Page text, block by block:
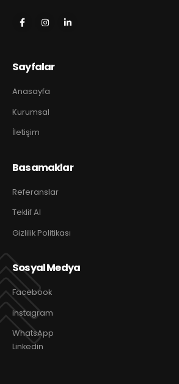
Sayfalar
Anasayfa
Kurumsal
İletişim
Basamaklar
Referanslar
Teklif Al
Gizlilik Politikası
Sosyal Medya
Facebook
instagram
WhatsApp
Linkedin